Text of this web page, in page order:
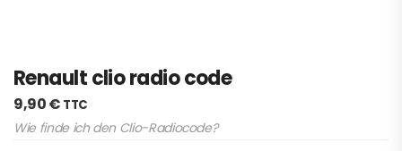
Renault clio radio code
9,90€ TTC
Wie finde ich den Clio-Radiocode?